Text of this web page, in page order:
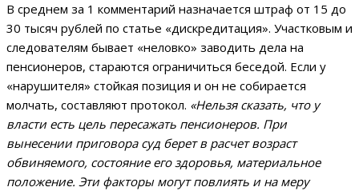
В среднем за 1 комментарий назначается штраф от 15 до
30 тысяч рублей по статье «дискредитация». Участковым и
следователям бывает «неловко» заводить дела на
пенсионеров, стараются ограничиться беседой. Если у
«нарушителя» стойкая позиция и он не собирается
молчать, составляют протокол. «Нельзя сказать, что у
власти есть цель пересажать пенсионеров. При
вынесении приговора суд берет в расчет возраст
обвиняемого, состояние его здоровья, материальное
положение. Эти факторы могут повлиять и на меру